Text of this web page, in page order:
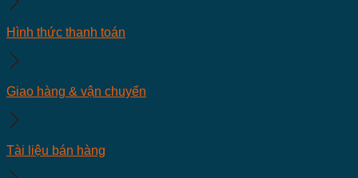
Hình thức thanh toán
Giao hàng & vận chuyển
Tài liệu bán hàng